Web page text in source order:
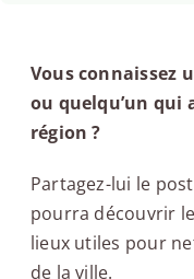
Vous connaissez
ou quelqu’un qui
région ?
Partagez-lui le
pourra découvrir
lieux utiles pour
de la ville.